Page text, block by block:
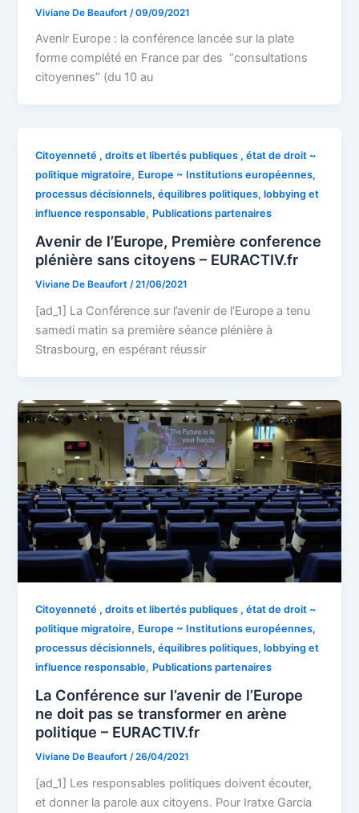
Viviane De Beaufort /09/09/2021
Avenir Europe : la conférence lancée sur la plate
forme complété en France par des “consultations
citoyennes” (du 10 au
Citoyenneté , droits et libertés publiques , état de droit ~
politique migratoire, Europe ~ Institutions européennes,
processus décisionnels, équilibres politiques, lobbying et
influence responsable, Publications partenaires
Avenir de l’Europe, Première conference
plénière sans citoyens – EURACTIV.fr
Viviane De Beaufort/21/06/2021
[ad_1] La Conférence sur l’avenir de l’Europe a tenu
samedi matin sa première séance plénière à
Strasbourg, en espérant réussir
Citoyenneté , droits et libertés publiques , état de droit ~
politique migratoire, Europe ~ Institutions européennes,
processus décisionnels, équilibres politiques, lobbying et
influence responsable, Publications partenaires
La Conférence sur l’avenir de l’Europe
ne doit pas se transformer en arène
politique – EURACTIV.fr
Viviane De Beaufort/26/04/2021
[ad_1] Les responsables politiques doivent écouter,
et donner la parole aux citoyens. Pour Iratxe Garcia